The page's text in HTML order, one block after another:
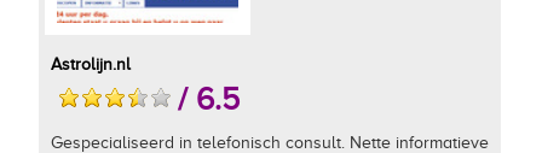
Astrolijn.nl
/ 6.5
Gespecialiseerd in telefonisch consult. Nette informatieve